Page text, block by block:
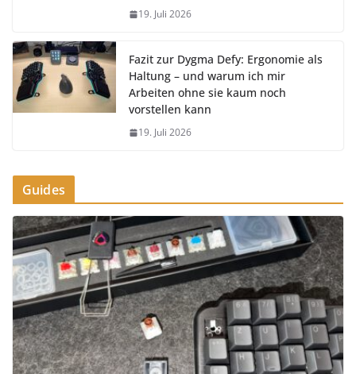
19. Juli 2026
Fazit zur Dygma Defy: Ergonomie als
Haltung – und warum ich mir
Arbeiten ohne sie kaum noch
vorstellen kann
19. Juli 2026
Guides